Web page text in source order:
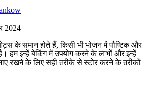
2024
के समान होते हैं, किसी भी भोजन में पौष्टिक और
हम इन्हें बेकिंग में उपयोग करने के लाभों और इन्हें
रखने के लिए सही तरीके से स्टोर करने के तरीकों